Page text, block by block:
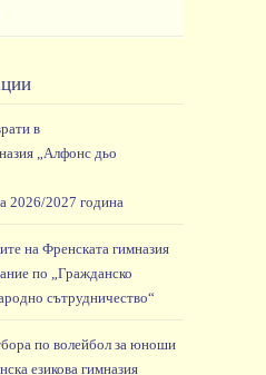
в
„Алфонс дьо
2026/2027 година
на Френската гимназия
по „Гражданско
сътрудничество“
по волейбол за юноши
езикова гимназия